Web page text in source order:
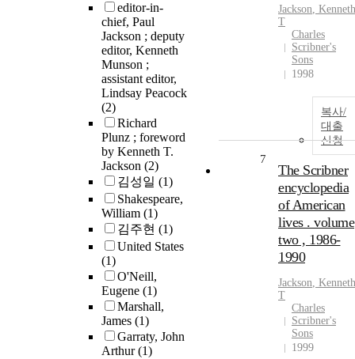
editor-in-
chief, Paul
Jackson ; deputy
editor, Kenneth
Munson ;
assistant editor,
Lindsay Peacock
(2)
Richard
Plunz ; foreword
by Kenneth T.
Jackson (2)
김성일 (1)
Shakespeare,
William (1)
김주현 (1)
United States
(1)
O'Neill,
Eugene (1)
Marshall,
James (1)
Garraty, John
Arthur(1)
Jackson, Kenneth
T
Charles
Scribner's
Sons
1998
복사/
대출
신청
7
The Scribner
encyclopedia
of American
lives . volume
two , 1986-
1990
Jackson, Kenneth
T
Charles
Scribner's
Sons
1999